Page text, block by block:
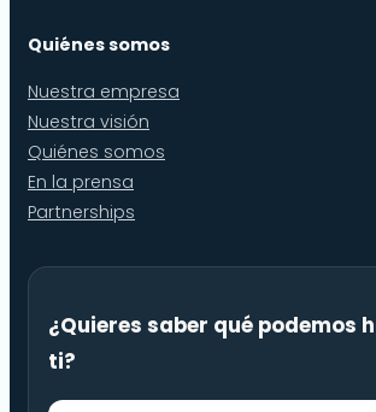
Quiénes somos
Nuestra empresa
Nuestra visión
Quiénes somos
En la prensa
Partnerships
¿Quieres saber qué podemos
ti?